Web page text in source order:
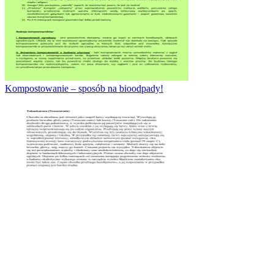
Kompostowanie – sposób na bioodpady!